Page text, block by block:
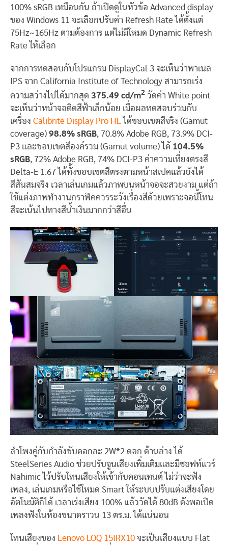
100% sRGB เหมือนกัน ถ้าเปิดดูในหัวข้อ Advanced display
ของ Windows 11 จะเลือกปรับค่า Refresh Rate ได้ตั้งแต่
75Hz~165Hz ตามต้องการ แต่ไม่มีโหมด Dynamic Refresh
Rate ให้เลือก
จากการทดสอบกับโปรแกรม DisplayCal 3 จะเห็นว่าพาเนล
IPS จาก California Institute of Technology สามารถเร่ง
ความสว่างไปได้มากสุด 375.49 cd/m2 วัดค่า White point
จะเห็นว่าหน้าจอติดสีฟ้าเล็กน้อย เมื่อผลทดสอบร่วมกับ
เครื่อง Calibrite Display Pro HL
ได้ขอบเขตสีจริง (Gamut
coverage) 98.8% sRGB, 70.8% Adobe RGB, 73.9% DCI-
P3 และขอบเขตสีองค์รวม (Gamut volume) ได้ 104.5%
sRGB, 72% Adobe RGB, 74% DCI-P3 ค่าความเที่ยงตรงสี
Delta-E 1.67 ได้ทั้งขอบเขตสีตรงตามหน้าสเปคแล้วยังได้
สีสันสมจริง เวลาเล่นเกมแล้วภาพบนหน้าจอจะสวยงาม แต่ถ้า
ใช้แต่งภาพทำงานกราฟิคควรระวังเรื่องสีด้วยเพราะจอนี้โทน
สีจะเน้นไปทางสีน้ำเงินมากกว่าสีอื่น
ลำโพงคู่กับกำลังขับดอกละ 2W*2 ดอก ด้านล่าง ได้
SteelSeries Audio ช่วยปรับจูนเสียงเพิ่มเติมและมีซอฟท์แวร์
Nahimic ไว้ปรับโทนเสียงให้เข้ากับคอนเทนต์ ไม่ว่าจะฟัง
เพลง, เล่นเกมหรือใช้โหมด Smart ให้ระบบปรับแต่งเสียงโดย
อัตโนมัติก็ได้ เวลาเร่งเสียง 100% แล้ววัดได้ 80dB ดังพอเปิด
เพลงฟังในห้องขนาดราวน 13 ตร.ม. ได้แน่นอน
โทนเสียงของ Lenovo LOQ 15IRX10 จะเป็นเสียงแบบ Flat